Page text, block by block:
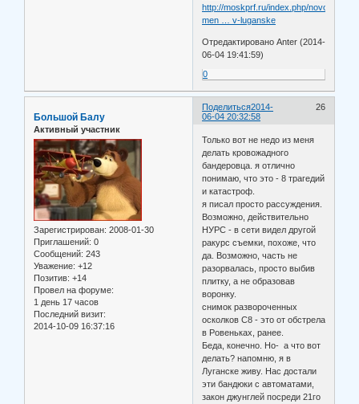
http://moskprf.ru/index.php/novosti-
men … v-luganske
Отредактировано Anter (2014-
06-04 19:41:59)
0
Поделиться 26
2014-
06-04 20:32:58
Большой Балу
Активный участник
Зарегистрирован: 2008-01-30
Приглашений: 0
Сообщений: 243
Уважение: +12
Позитив: +14
Провел на форуме:
1 день 17 часов
Последний визит:
2014-10-09 16:37:16
Только вот не недо из меня
делать кровожадного
бандеровца. я отлично
понимаю, что это - 8 трагедий
и катастроф.
я писал просто рассуждения.
Возможно, действительно
НУРС - в сети видел другой
ракурс съемки, похоже, что
да. Возможно, часть не
разорвалась, просто выбив
плитку, а не образовав
воронку.
снимок развороченных
осколков С8 - это от обстрела
в Ровеньках, ранее.
Беда, конечно. Но- а что вот
делать? напомню, я в
Луганске живу. Нас достали
эти бандюки с автоматами,
закон джунглей посреди 21го